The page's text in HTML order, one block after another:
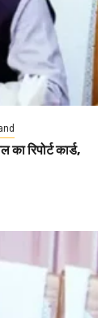
रिपोर्ट कार्ड,